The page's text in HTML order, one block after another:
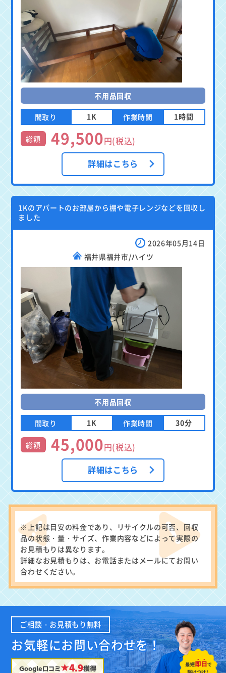
不用品回収
間取り 1K 作業時間 1時間
総額 49,500円(税込)
詳細はこちら
1Kのアパートのお部屋から棚や電子レンジなどを回収し
ました
2026年05月14日
福井県福井市/ハイツ
不用品回収
間取り 1K 作業時間 30分
総額 45,000円(税込)
詳細はこちら
※上記は目安の料金であり、リサイクルの可否、回収
品の状態・量・サイズ、作業内容などによって実際の
お見積もりは異なります。
詳細なお見積もりは、お電話またはメールにてお問い
合わせください。
ご相談・お見積もり無料
お気軽にお問い合わせを！
Google口コミ★4.9獲得